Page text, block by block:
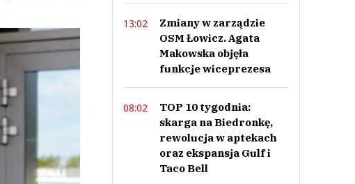
13:02
Zmiany w zarządzie
OSM Łowicz. Agata
Makowska objęła
funkcje wiceprezesa
08:02
TOP 10 tygodnia:
skarga na Biedronkę,
rewolucja w aptekach
oraz ekspansja Gulf i
Taco Bell